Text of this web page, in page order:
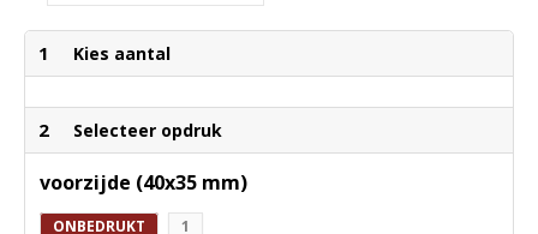
1 Kies aantal
2 Selecteer opdruk
voorzijde (40x35 mm)
ONBEDRUKT 1